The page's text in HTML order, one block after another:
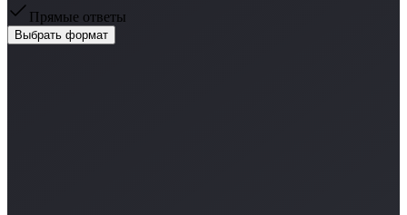
Прямые ответы
Выбрать формат